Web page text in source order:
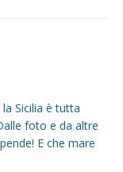
Sicilia è tutta
foto e da altre
E che mare